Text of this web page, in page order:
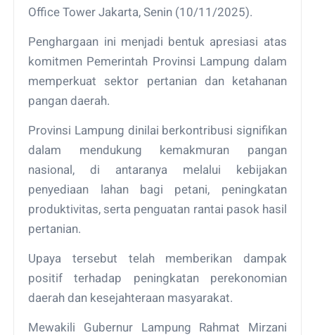
Office Tower Jakarta, Senin (10/11/2025).
Penghargaan ini menjadi bentuk apresiasi atas
komitmen Pemerintah Provinsi Lampung dalam
memperkuat sektor pertanian dan ketahanan
pangan daerah.
Provinsi Lampung dinilai berkontribusi signifikan
dalam mendukung kemakmuran pangan
nasional, di antaranya melalui kebijakan
penyediaan lahan bagi petani, peningkatan
produktivitas, serta penguatan rantai pasok hasil
pertanian.
Upaya tersebut telah memberikan dampak
positif terhadap peningkatan perekonomian
daerah dan kesejahteraan masyarakat.
Mewakili Gubernur Lampung Rahmat Mirzani